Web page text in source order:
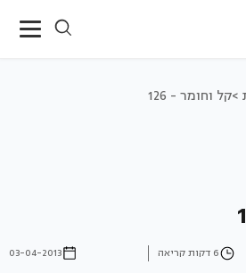
>קל וחומר - 126
6 דקות קריאה 03-04-2013